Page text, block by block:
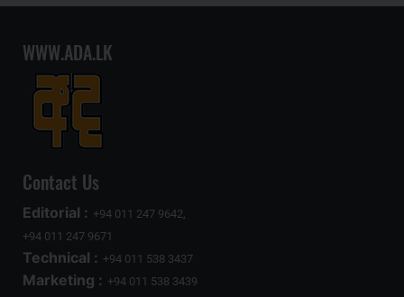
WWW.ADA.LK
Contact Us
Editorial : +94 011 247 9642,
+94 011 247 9671
Technical : +94 011 538 3437
Marketing : +94 011 538 3439